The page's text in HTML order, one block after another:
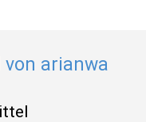
arianwa